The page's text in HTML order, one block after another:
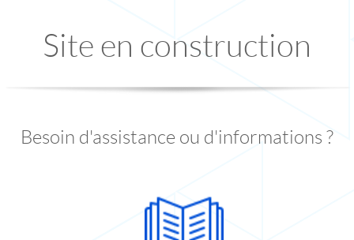
Site en construction
Besoin d'assistance ou d'informations ?